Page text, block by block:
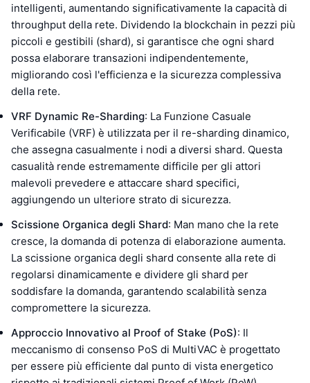
intelligenti, aumentando significativamente la capacità di
throughput della rete. Dividendo la blockchain in pezzi più
piccoli e gestibili (shard), si garantisce che ogni shard
possa elaborare transazioni indipendentemente,
migliorando così l'efficienza e la sicurezza complessiva
della rete.
VRF Dynamic Re-Sharding: La Funzione Casuale
Verificabile (VRF) è utilizzata per il re-sharding dinamico,
che assegna casualmente i nodi a diversi shard. Questa
casualità rende estremamente difficile per gli attori
malevoli prevedere e attaccare shard specifici,
aggiungendo un ulteriore strato di sicurezza.
Scissione Organica degli Shard: Man mano che la rete
cresce, la domanda di potenza di elaborazione aumenta.
La scissione organica degli shard consente alla rete di
regolarsi dinamicamente e dividere gli shard per
soddisfare la domanda, garantendo scalabilità senza
compromettere la sicurezza.
Approccio Innovativo al Proof of Stake (PoS): Il
meccanismo di consenso PoS di MultiVAC è progettato
per essere più efficiente dal punto di vista energetico